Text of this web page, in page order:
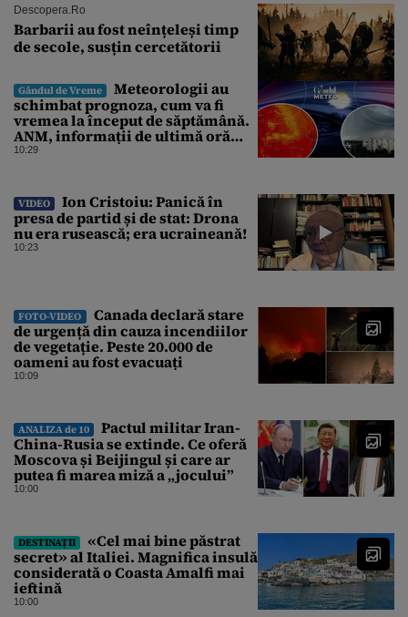
Descopera.ro
Barbarii au fost neînțeleși timp
de secole, susțin cercetătorii
Gândul de Vreme
Meteorologii au
schimbat prognoza, cum va fi
vremea la început de săptămână.
ANM, informații de ultimă oră
pentru Gândul
10:29
VIDEO
Ion Cristoiu: Panică în
presa de partid și de stat: Drona
nu era rusească; era ucraineană!
10:23
FOTO-VIDEO
Canada declară stare
de urgență din cauza incendiilor
de vegetație. Peste 20.000 de
oameni au fost evacuați
10:09
ANALIZA de 10
Pactul militar Iran-
China-Rusia se extinde. Ce oferă
Moscova și Beijingul și care ar
putea fi marea miză a „jocului”
10:00
DESTINAȚII
«Cel mai bine păstrat
secret» al Italiei. Magnifica insulă
considerată o Coasta Amalfi mai
ieftină
10:00